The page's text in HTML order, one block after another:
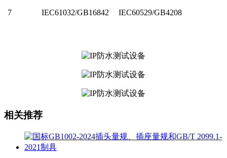
7 IEC61032/GB16842 IEC60529/GB4208
相关推荐